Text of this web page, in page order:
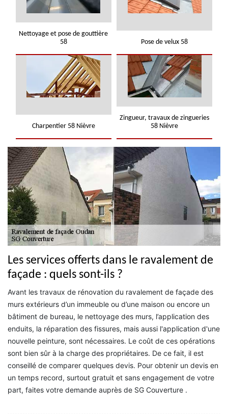
Nettoyage et pose de gouttière
58
Pose de velux 58
Charpentier 58 Nièvre
Zingueur, travaux de zingueries
58 Nièvre
Les services offerts dans le ravalement de
façade : quels sont-ils ?
Avant les travaux de rénovation du ravalement de façade des
murs extérieurs d’un immeuble ou d’une maison ou encore un
bâtiment de bureau, le nettoyage des murs, l’application des
enduits, la réparation des fissures, mais aussi l'application d'une
nouvelle peinture, sont nécessaires. Le coût de ces opérations
sont bien sûr à la charge des propriétaires. De ce fait, il est
conseillé de comparer quelques devis. Pour obtenir un devis en
un temps record, surtout gratuit et sans engagement de votre
part, faites votre demande auprès de SG Couverture .